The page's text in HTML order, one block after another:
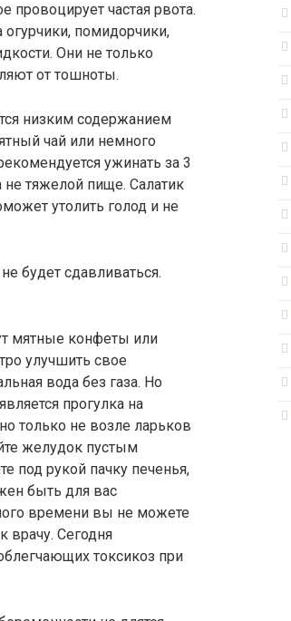
провоцирует частая рвота.
помидорчики,
Они не только
от тошноты.
низким содержанием
чай или немного
ужинать за 3
не тяжелой пище. Салатик
утолить голод и не
будет сдавливаться.
мятные конфеты или
улучшить свое
вода без газа. Но
прогулка на
только не возле ларьков
желудок пустым
под рукой пачку печенья,
быть для вас
времени вы не можете
врачу. Сегодня
токсикоз при